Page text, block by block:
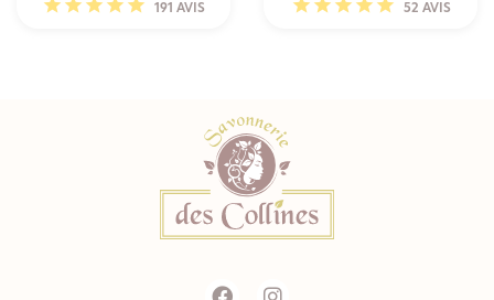
191 AVIS 52 AVIS